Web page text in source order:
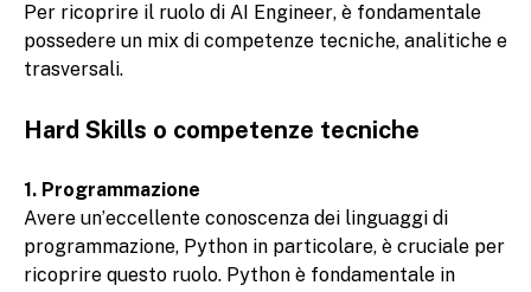
Per ricoprire il ruolo di AI Engineer, è fondamentale
possedere un mix di competenze tecniche, analitiche e
trasversali.
Hard Skills o competenze tecniche
1. Programmazione
Avere un’eccellente conoscenza dei linguaggi di
programmazione, Python in particolare, è cruciale per
ricoprire questo ruolo. Python è fondamentale in